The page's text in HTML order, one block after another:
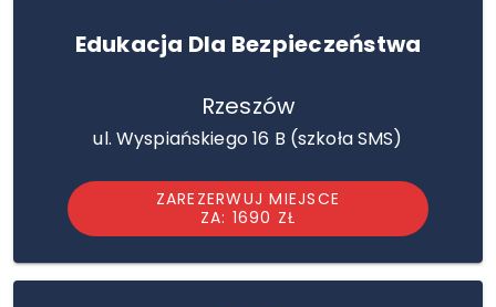
Edukacja Dla Bezpieczeństwa
Rzeszów
ul. Wyspiańskiego 16 B (szkoła SMS)
ZAREZERWUJ MIEJSCE
ZA: 1690 ZŁ